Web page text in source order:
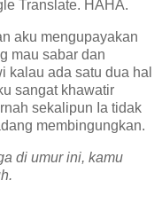
Translate. HAHA.
aku mengupayakan
mau sabar dan
kalau ada satu dua hal
sangat khawatir
sekalipun Ia tidak
membingungkan.
di umur ini, kamu